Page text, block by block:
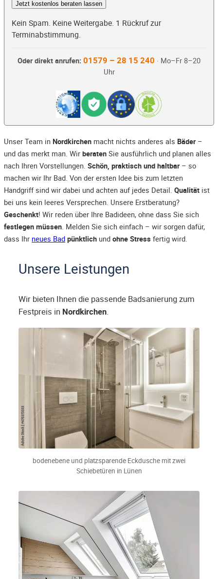
Jetzt kostenlos beraten lassen
Kein Spam. Keine Weitergabe. 1 Rückruf zur
Terminabstimmung.
Oder direkt anrufen: 01579 – 28 15 240 · Mo–Fr 8–20
Uhr
Unser Team in Nordkirchen macht nichts anderes als Bäder–
und das merkt man. Wir beraten Sie ausführlich und planen alles
nach Ihren Vorstellungen. Schön, praktisch und haltbar– so
machen wir Ihr Bad. Von der ersten Idee bis zum letzten
Handgriff sind wir dabei und achten auf jedes Detail. Qualität ist
bei uns kein leeres Versprechen. Unsere Erstberatung?
Geschenkt! Wir reden über Ihre Badideen, ohne dass Sie sich
festlegen müssen. Melden Sie sich einfach – wir sorgen dafür,
dass Ihr neues Bad pünktlich und ohne Stress fertig wird.
Unsere Leistungen
Wir bieten Ihnen die passende Badsanierung zum
Festpreis in Nordkirchen.
bodenebene und platzsparende Eckdusche mit zwei
Schiebetüren in Lünen